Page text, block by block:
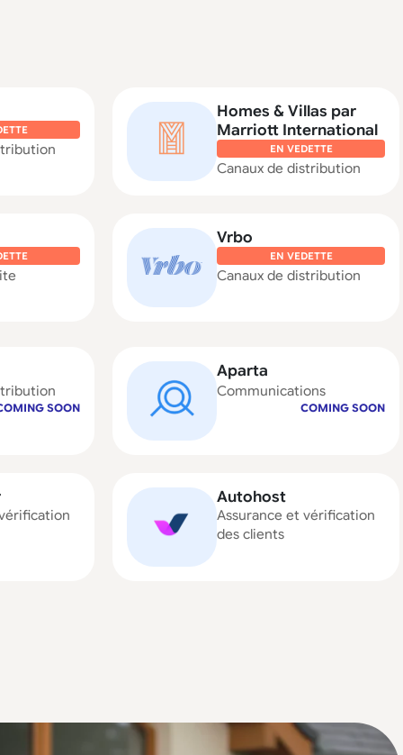
Homes & Villas par
Marriott International
EN VEDETTE
Canaux de distribution
Vrbo
EN VEDETTE
Canaux de distribution
SOON
Aparta
Communications
COMING SOON
Autohost
Assurance et vérification
des clients